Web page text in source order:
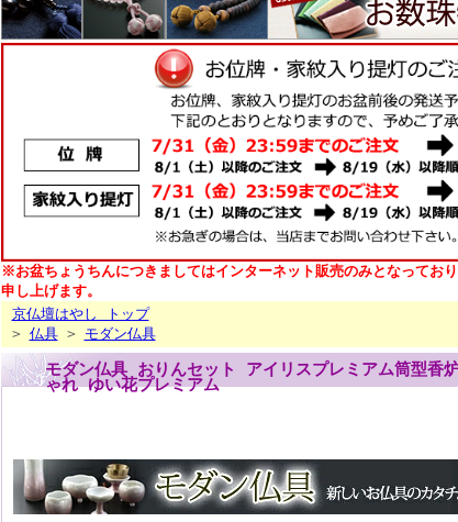
※お盆ちょうちんにつきましてはインターネット販売のみとなってお
申し上げます。
京仏壇はやし トップ
> 仏具> モダン仏具
モダン仏具 おりんセット アイリスプレミアム筒型香
ゃれ ゆい花プレミアム